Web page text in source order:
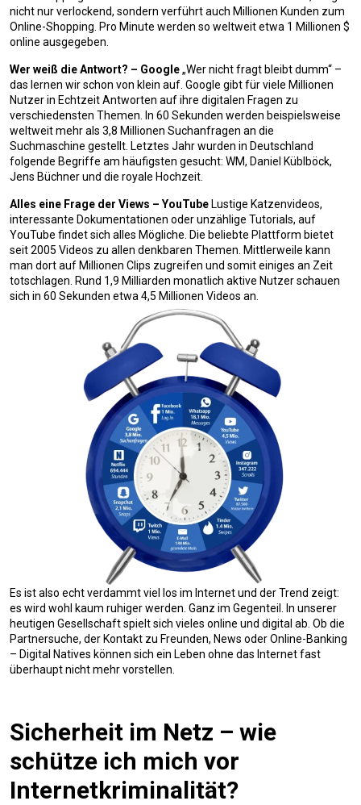
nicht nur verlockend, sondern verführt auch Millionen Kunden zum
Online-Shopping. Pro Minute werden so weltweit etwa 1 Millionen $
online ausgegeben.
Wer weiß die Antwort? – Google„Wer nicht fragt bleibt dumm“ –
das lernen wir schon von klein auf. Google gibt für viele Millionen
Nutzer in Echtzeit Antworten auf ihre digitalen Fragen zu
verschiedensten Themen. In 60 Sekunden werden beispielsweise
weltweit mehr als 3,8 Millionen Suchanfragen an die
Suchmaschine gestellt. Letztes Jahr wurden in Deutschland
folgende Begriffe am häufigsten gesucht: WM, Daniel Küblböck,
Jens Büchner und die royale Hochzeit.
Alles eine Frage der Views – YouTube Lustige Katzenvideos,
interessante Dokumentationen oder unzählige Tutorials, auf
YouTube findet sich alles Mögliche. Die beliebte Plattform bietet
seit 2005 Videos zu allen denkbaren Themen. Mittlerweile kann
man dort auf Millionen Clips zugreifen und somit einiges an Zeit
totschlagen. Rund 1,9 Milliarden monatlich aktive Nutzer schauen
sich in 60 Sekunden etwa 4,5 Millionen Videos an.
Es ist also echt verdammt viel los im Internet und der Trend zeigt:
es wird wohl kaum ruhiger werden. Ganz im Gegenteil. In unserer
heutigen Gesellschaft spielt sich vieles online und digital ab. Ob die
Partnersuche, der Kontakt zu Freunden, News oder Online-Banking
– Digital Natives können sich ein Leben ohne das Internet fast
überhaupt nicht mehr vorstellen.
Sicherheit im Netz – wie
schütze ich mich vor
Internetkriminalität?